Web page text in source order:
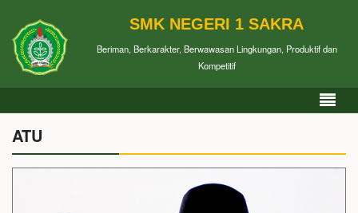
SMK NEGERI 1 SAKRA
Beriman, Berkarakter, Berwawasan Lingkungan, Produktif dan
Kompetitif
ATU